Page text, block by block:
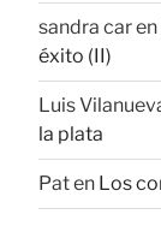
sandra caren
éxito (II)
Luis
la plata
Paten Los